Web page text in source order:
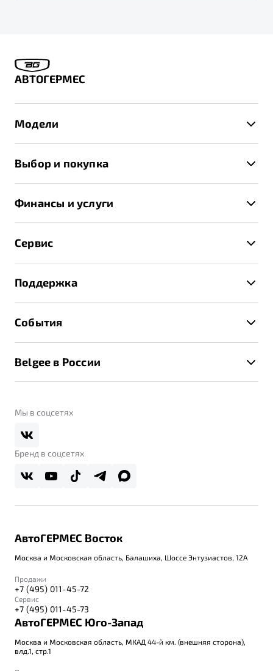
АВТОГЕРМЕС
Модели
X70
Выбор и покупка
Записаться на тест-драйв
Получить предложение
Финансы и услуги
Страхование
Расчет КАСКО
Сервис
Техническое обслуживание
Калькулятор ТО
Поддержка
Помощь на дорогах
Belgee Линк
Реферальная программа
События
Belgee в России
О дилерском центре
Правовая информация
Мы в соцсетях
Бренд в соцсетях
АвтоГЕРМЕС Восток
Москва и Московская область, Балашиха, Шоссе Энтузиастов, 12А
Продажи
+7 (495) 011-45-72
Сервис
+7 (495) 011-45-73
АвтоГЕРМЕС Юго-Запад
Москва и Московская область, МКАД 44-й км. (внешняя сторона),
влд.1, стр.1